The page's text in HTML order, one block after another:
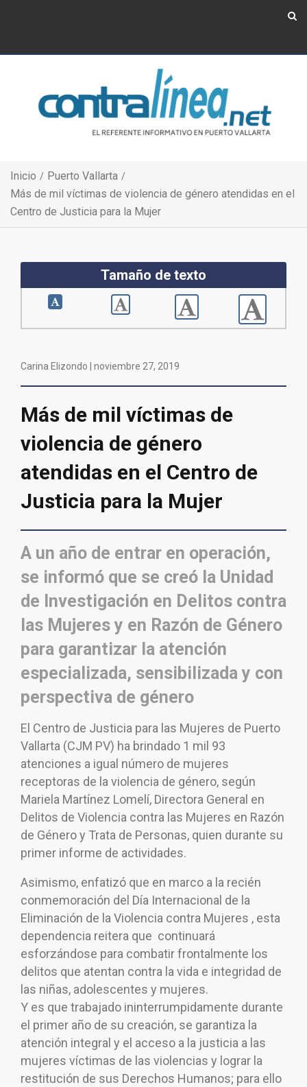
Inicio
Puerto Vallarta
Más de mil víctimas de violencia de género atendidas en el
Centro de Justicia para la Mujer
Tamaño de texto
Carina Elizondo | noviembre 27, 2019
Más de mil víctimas de
violencia de género
atendidas en el Centro de
Justicia para la Mujer
A un año de entrar en operación,
se informó que se creó la Unidad
de Investigación en Delitos contra
las Mujeres y en Razón de Género
para garantizar la atención
especializada, sensibilizada y con
perspectiva de género
El Centro de Justicia para las Mujeres de Puerto
Vallarta (CJM PV) ha brindado 1 mil 93
atenciones a igual número de mujeres
receptoras de la violencia de género, según
Mariela Martínez Lomelí, Directora General en
Delitos de Violencia contra las Mujeres en Razón
de Género y Trata de Personas, quien durante su
primer informe de actividades.
Asimismo, enfatizó que en marco a la recién
conmemoración del Día Internacional de la
Eliminación de la Violencia contra Mujeres , esta
dependencia reitera que continuará
esforzándose para combatir frontalmente los
delitos que atentan contra la vida e integridad de
las niñas, adolescentes y mujeres.
Y es que trabajado ininterrumpidamente durante
el primer año de su creación, se garantiza la
atención integral y el acceso a la justicia a las
mujeres víctimas de las violencias y lograr la
restitución de sus Derechos Humanos; para ello